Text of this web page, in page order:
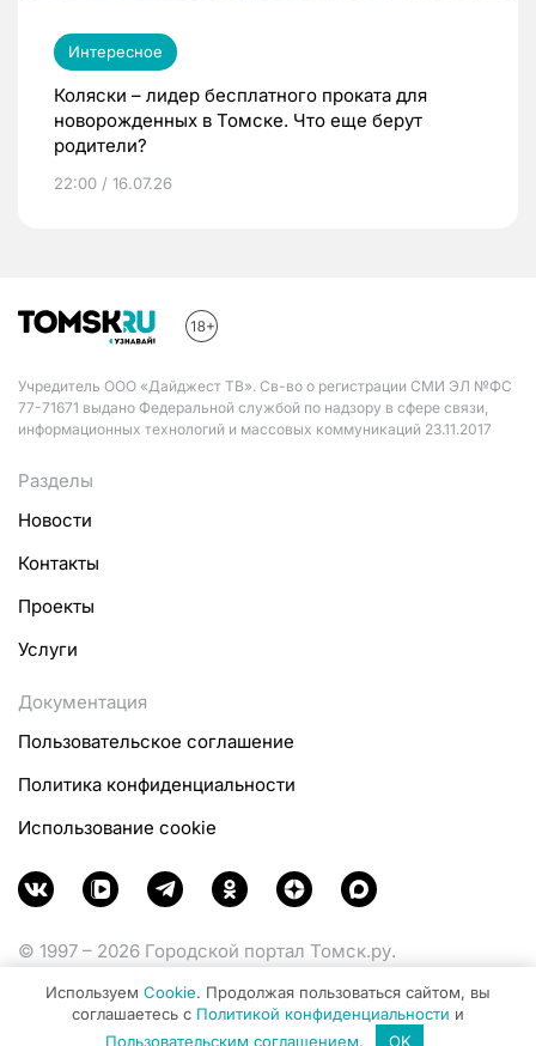
Интересное
Коляски – лидер бесплатного проката для
новорожденных в Томске. Что еще берут
родители?
22:00 / 16.07.26
Учредитель ООО «Дайджест ТВ». Св-во о регистрации СМИ ЭЛ №ФС
77-71671 выдано Федеральной службой по надзору в сфере связи,
информационных технологий и массовых коммуникаций 23.11.2017
Разделы
Новости
Контакты
Проекты
Услуги
Документация
Пользовательское соглашение
Политика конфиденциальности
Использование cookie
© 1997 – 2026 Городской портал Томск.ру.
Министерства цифрового развития, связи и массовых
коммуникаций Российской Федерации.
Используем Cookie. Продолжая пользоваться сайтом, вы
соглашаетесь с Политикой конфиденциальности и
Пользовательским соглашением. OK